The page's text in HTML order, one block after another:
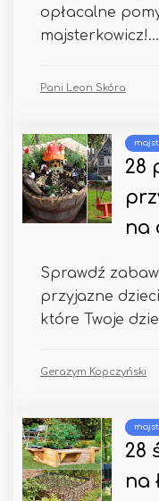
opłacalne
majsterkowicz!...
Pani Leon Skóra
28
na
Sprawdź
przyjazne
które Twoje
Gerazym Kopczyński
28
na